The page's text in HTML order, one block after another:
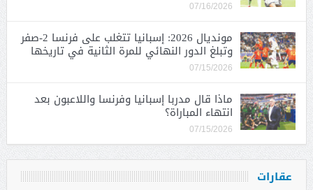
07/16/2026
مونديال 2026: إسبانيا تتغلب على فرنسا 2-صفر
وتبلغ الدور النهائي للمرة الثانية في تاريخها
07/15/2026
ماذا قال مدربا إسبانيا وفرنسا واللاعبون بعد
انتهاء المباراة؟
07/15/2026
عقارات